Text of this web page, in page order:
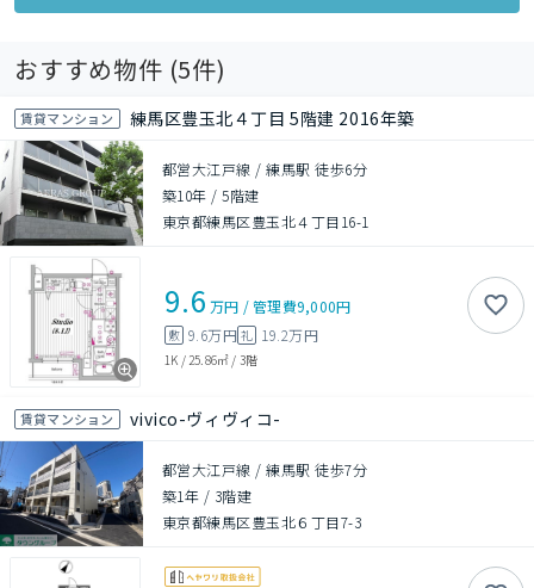
おすすめ物件 (5件)
賃貸マンション 練馬区豊玉北４丁目 5階建 2016年築
都営大江戸線 / 練馬駅 徒歩6分
築10年 /5階建
東京都練馬区豊玉北４丁目16-1
9.6 万円 /管理費9,000円
敷 9.6万円礼 19.2万円
1K / 25.86㎡ / 3階
賃貸マンション vivico-ヴィヴィコ-
都営大江戸線 / 練馬駅 徒歩7分
築1年 / 3階建
東京都練馬区豊玉北６丁目7-3